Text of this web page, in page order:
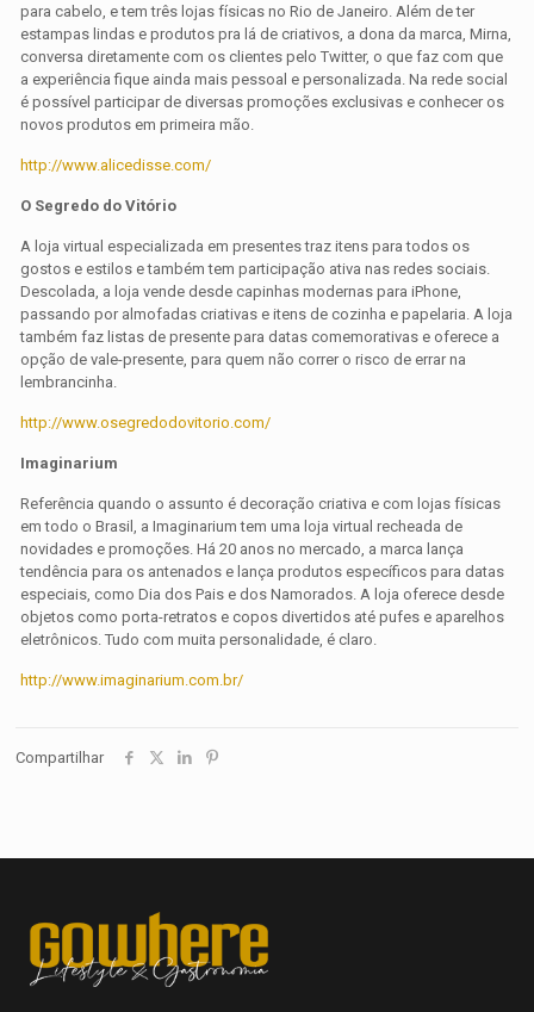
para cabelo, e tem três lojas físicas no Rio de Janeiro. Além de ter
estampas lindas e produtos pra lá de criativos, a dona da marca, Mirna,
conversa diretamente com os clientes pelo Twitter, o que faz com que
a experiência fique ainda mais pessoal e personalizada. Na rede social
é possível participar de diversas promoções exclusivas e conhecer os
novos produtos em primeira mão.
http://www.alicedisse.com/
O Segredo do Vitório
A loja virtual especializada em presentes traz itens para todos os
gostos e estilos e também tem participação ativa nas redes sociais.
Descolada, a loja vende desde capinhas modernas para iPhone,
passando por almofadas criativas e itens de cozinha e papelaria. A loja
também faz listas de presente para datas comemorativas e oferece a
opção de vale-presente, para quem não correr o risco de errar na
lembrancinha.
http://www.osegredodovitorio.com/
Imaginarium
Referência quando o assunto é decoração criativa e com lojas físicas
em todo o Brasil, a Imaginarium tem uma loja virtual recheada de
novidades e promoções. Há 20 anos no mercado, a marca lança
tendência para os antenados e lança produtos específicos para datas
especiais, como Dia dos Pais e dos Namorados. A loja oferece desde
objetos como porta-retratos e copos divertidos até pufes e aparelhos
eletrônicos. Tudo com muita personalidade, é claro.
http://www.imaginarium.com.br/
Compartilhar